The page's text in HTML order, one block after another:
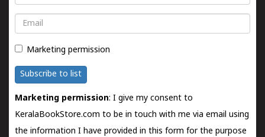
Email
Marketing permission
Subscribe to list
Marketing permission: I give my consent to
KeralaBookStore.com to be in touch with me via email using
the information I have provided in this form for the purpose